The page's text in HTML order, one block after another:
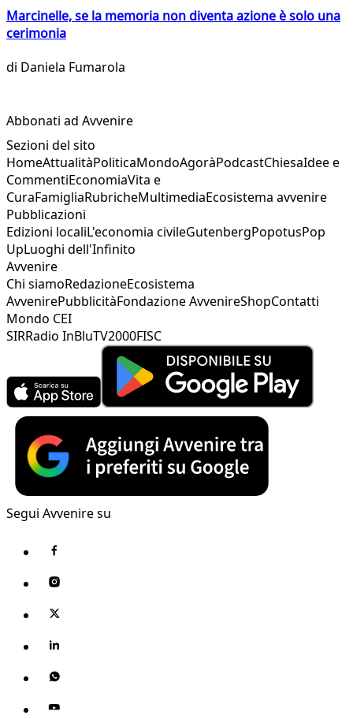
Marcinelle, se la memoria non diventa azione è solo una
cerimonia
di Daniela Fumarola
Abbonati ad Avvenire
Sezioni del sito
HomeAttualitàPoliticaMondoAgoràPodcastChiesaIdee e
CommentiEconomiaVita e
CuraFamigliaRubricheMultimediaEcosistema avvenire
Pubblicazioni
Edizioni localiL'economia civileGutenbergPopotusPop
UpLuoghi dell'Infinito
Avvenire
Chi siamoRedazioneEcosistema
AvvenirePubblicitàFondazione AvvenireShopContatti
Mondo CEI
SIRRadio InBluTV2000FISC
Segui Avvenire su